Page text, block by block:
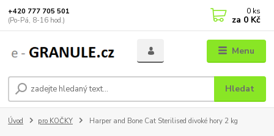
Menu
Hledat
+420 777 705 501
(Po-Pá, 8-16 hod.)
0 ks
za 0 Kč
Úvod pro KOČKY Harper and Bone Cat Sterilised divoké hory 2 kg